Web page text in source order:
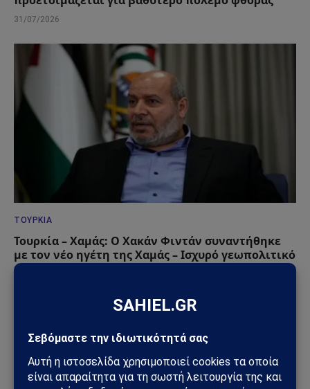
31/07/2026
ΤΟΥΡΚΊΑ
Τουρκία – Χαμάς: Ο Χακάν Φιντάν συναντήθηκε
με τον νέο ηγέτη της Χαμάς – Ισχυρό γεωπολιτικό
μήνυμα προς Ισραήλ και Δύση